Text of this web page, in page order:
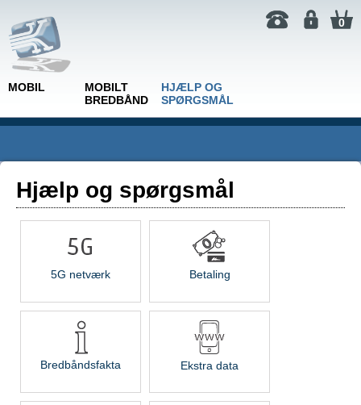
0
MOBIL
MOBILT
BREDBÅND
HJÆLP OG
SPØRGSMÅL
Hjælp og spørgsmål
5G netværk Betaling
Bredbåndsfakta Ekstra data